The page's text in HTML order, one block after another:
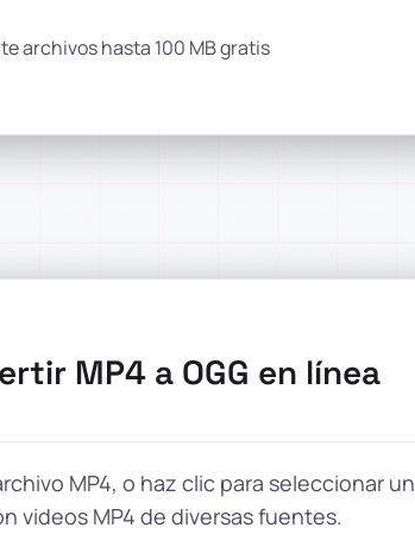
archivos hasta 100 MB gratis
MP4 a OGG en línea
MP4, o haz clic para seleccionar un
videos MP4 de diversas fuentes.